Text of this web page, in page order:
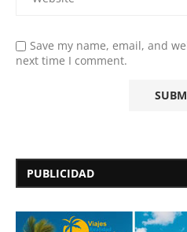
Save my name, email, and
next time I comment.
PUBLICIDAD